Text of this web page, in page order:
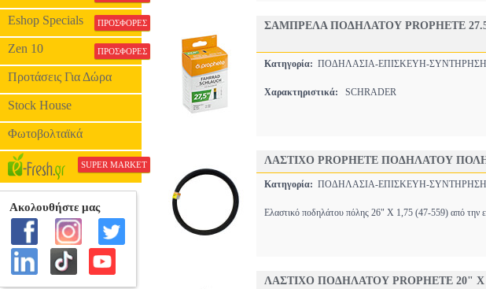
Eshop Specials ΠΡΟΣΦΟΡΕΣ
Zen 10 ΠΡΟΣΦΟΡΕΣ
Προτάσεις Για Δώρα
Stock House
Φωτοβολταϊκά
SUPER MARKET
ΣΑΜΠΡΕΛΑ ΠΟΔΗΛΑΤΟΥ PROPHETE 27.5"
Κατηγορία: ΠΟΔΗΛΑΣΙΑ-ΕΠΙΣΚΕΥΗ-
Χαρακτηριστικά: SCHRADER
ΛΑΣΤΙΧΟ PROPHETE ΠΟΔΗΛΑΤΟΥ
Κατηγορία: ΠΟΔΗΛΑΣΙΑ-ΕΠΙΣΚΕΥΗ-
Ελαστικό ποδηλάτου πόλης 26" Χ 1,75 (47-559) από την
ΛΑΣΤΙΧΟ ΠΟΔΗΛΑΤΟΥ PROPHETE 20" X